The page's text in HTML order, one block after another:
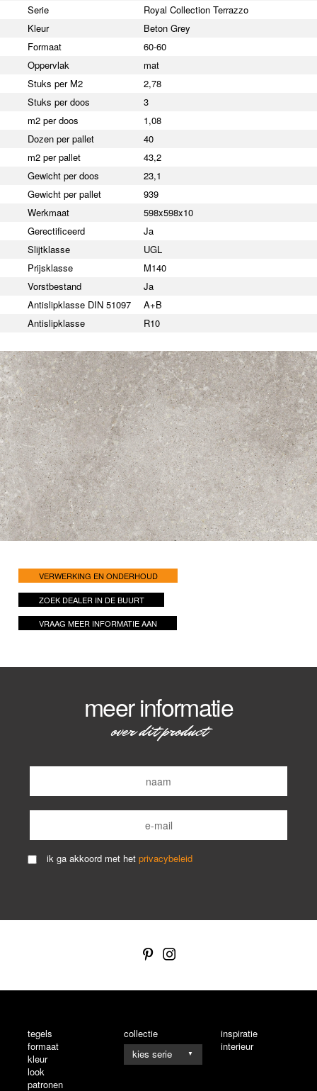
Serie
Royal Collection Terrazzo
Kleur
Beton Grey
Formaat
60-60
Oppervlak
mat
Stuks per M2
2,78
Stuks per doos
3
m2 per doos
1,08
Dozen per pallet
40
m2 per pallet
43,2
Gewicht per doos
23,1
Gewicht per pallet
939
Werkmaat
598x598x10
Gerectificeerd
Ja
Slijtklasse
UGL
Prijsklasse
M140
Vorstbestand
Ja
Antislipklasse DIN 51097
A+B
Antislipklasse
R10
VERWERKING EN ONDERHOUD
ZOEK DEALER IN DE BUURT
VRAAG MEER INFORMATIE AAN
meer informatie
over dit product
ik ga akkoord met het privacybeleid
tegels
formaat
kleur
look
patronen
collectie
▼
inspiratie
interieur